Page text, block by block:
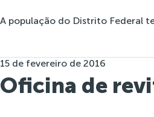
A população do Distrito Federal
15 de fevereiro de 2016
Oficina de